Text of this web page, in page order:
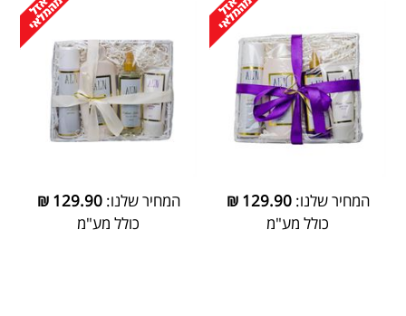
המחיר שלנו:129.90
₪
כולל מע"מ
המחיר שלנו:129.90
₪
כולל מע"מ